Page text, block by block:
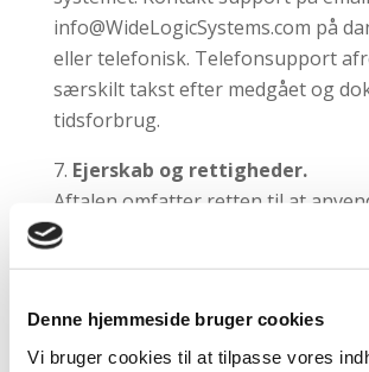
Denne hjemmeside bruger cookies
Vi bruger cookies til at tilpasse vores
info@WideLogicSystems.com på
eller telefonisk. Telefonsupport
særskilt takst efter medgået og
tidsforbrug.
Ejerskab og rettigheder.
Aftalen omfatter retten til at
løsningen i henhold til
aftalt betaling for at opretholde
slutbruger må ikke benyttes af
Såfremt kunden ønsker adgang til